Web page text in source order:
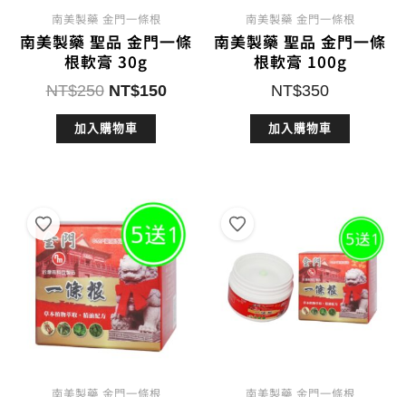
南美製藥 金門一條根
南美製藥 聖品 金門一條
根軟膏 30g
NT$250 原
始
價
NT$150目
加入購物車
南美製藥 金門一條根
南美製藥 聖品 金門一條
根軟膏 100g
NT$350
加入購物車
南美製藥 金門一條根 南美製藥 金門一條根